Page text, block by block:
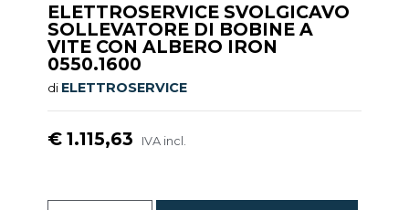
ELETTROSERVICE SVOLGICAVO
SOLLEVATORE DI BOBINE A
VITE CON ALBERO IRON
0550.1600
di ELETTROSERVICE
€ 1.115,63 IVA incl.